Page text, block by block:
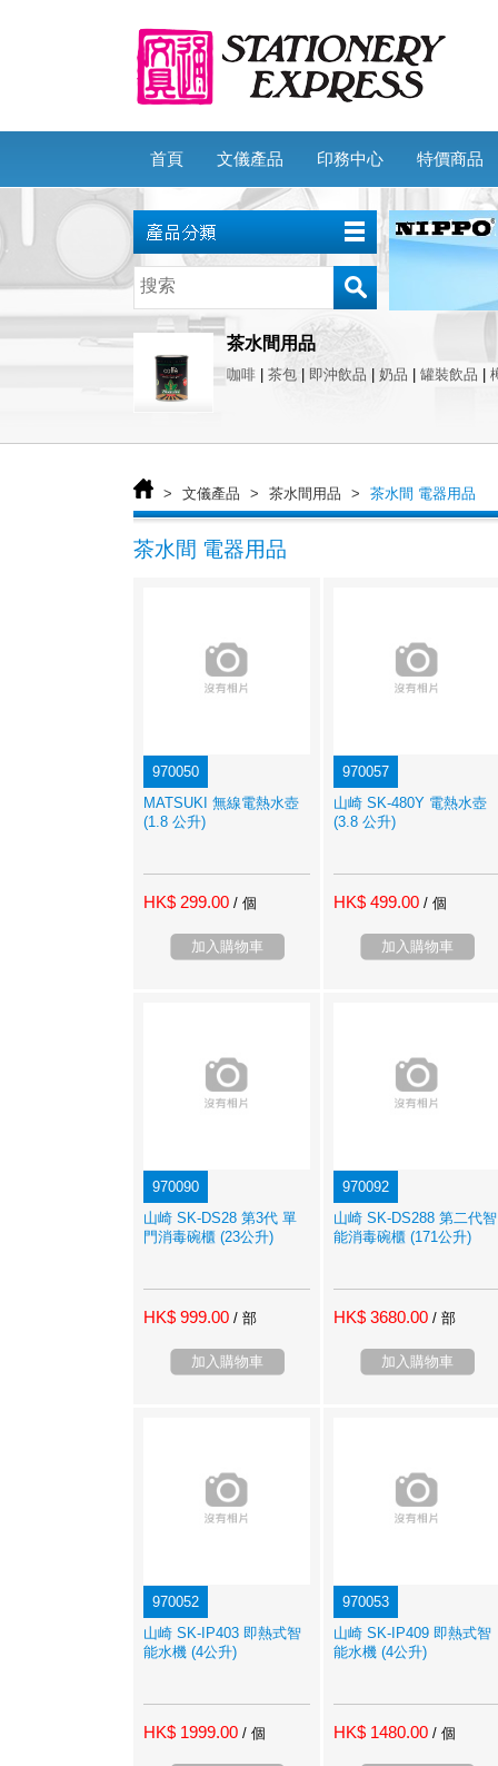
首頁 文儀產品 印務中心 特價商品
茶水間用品
咖啡 茶包 即沖飲品 奶品 罐裝飲品
> 文儀產品 > 茶水間用品 > 茶水間 電器用品
茶水間 電器用品
970050
MATSUKI 無線電熱水壺
(1.8 公升)
HK$ 299.00 / 個
加入購物車
970057
山崎 SK-480Y 電熱水壺
(3.8 公升)
HK$ 499.00 / 個
加入購物車
970090
山崎 SK-DS28 第3代 單
門消毒碗櫃 (23公升)
HK$ 999.00 / 部
加入購物車
970092
山崎 SK-DS288 第二代智
能消毒碗櫃 (171公升)
HK$ 3680.00 / 部
加入購物車
970052
山崎 SK-IP403 即熱式智
能水機 (4公升)
HK$ 1999.00 / 個
970053
山崎 SK-IP409 即熱式智
能水機 (4公升)
HK$ 1480.00 / 個